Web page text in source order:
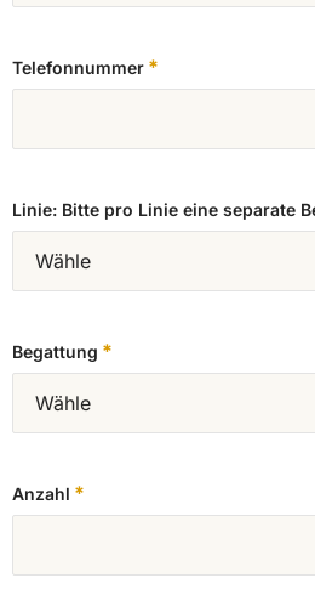
Telefonnummer *
Linie: Bitte pro Linie eine separate
Begattung *
Anzahl *